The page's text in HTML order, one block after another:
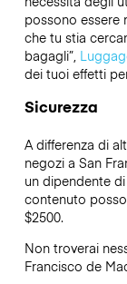
possono essere
che tu stia
bagagli”,
dei tuoi effetti
Sicurezza
A differenza di
negozi a San
un dipendente
contenuto
$2500.
Non troverai
Francisco de